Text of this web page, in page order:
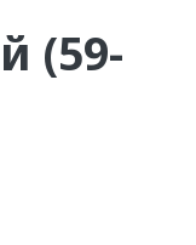
(59-